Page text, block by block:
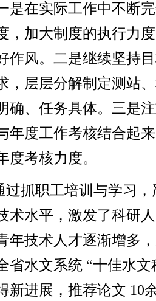
是在实际工作中不断
，加大制度的执行力
作风。二是继续坚持
，层层分解制定测站
确、任务具体。三是
年度工作考核结合起
度考核力度。
过抓职工培训与学习
术水平，激发了科研
年技术人才逐渐增多
省水文系统 “十佳水
新进展，推荐论文 10